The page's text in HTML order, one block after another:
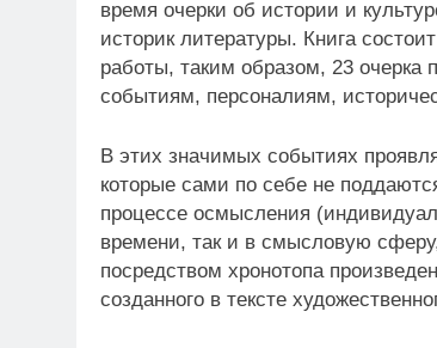
время очерки об истории и
историк литературы. Книга
работы, таким образом, 23
событиям, персоналиям,
В этих значимых событиях
которые сами по себе не
процессе осмысления
времени, так и в смысловую
посредством хронотопа
созданного в тексте